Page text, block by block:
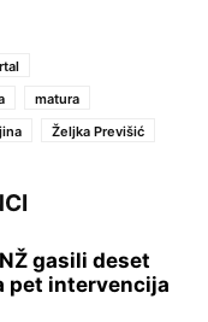
matura
Željka Previšić
gasili deset
pet intervencija